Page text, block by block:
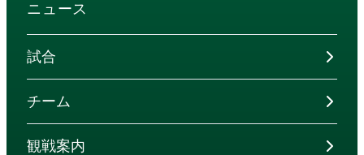
ニュース
試合
チーム
観戦案内